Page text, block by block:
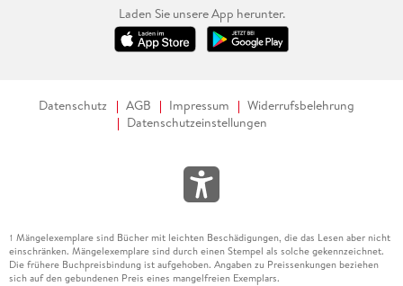
Laden Sie unsere App herunter.
Datenschutz AGB Impressum
Widerrufsbelehrung
Datenschutzeinstellungen
1 Mängelexemplare sind Bücher mit leichten Beschädigungen, die das Lesen aber nicht
einschränken. Mängelexemplare sind durch einen Stempel als solche gekennzeichnet.
Die frühere Buchpreisbindung ist aufgehoben. Angaben zu Preissenkungen beziehen
sich auf den gebundenen Preis eines mangelfreien Exemplars.